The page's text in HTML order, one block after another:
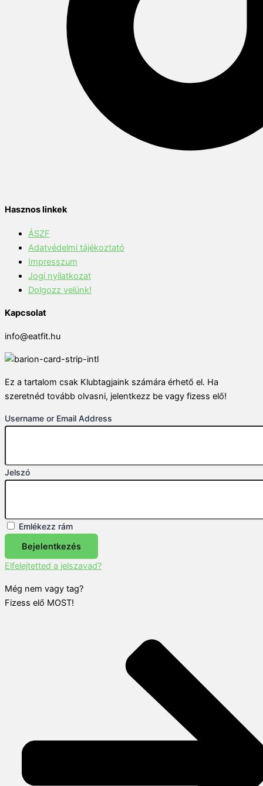
Hasznos linkek
ÁSZF
Adatvédelmi tájékoztató
Impresszum
Jogi nyilatkozat
Dolgozz velünk!
Kapcsolat
info@eatfit.hu
Ez a tartalom csak Klubtagjaink számára érhető el. Ha
szeretnéd tovább olvasni, jelentkezz be vagy fizess elő!
Username or Email Address
Jelszó
Emlékezz rám
Bejelentkezés
Elfelejtetted a jelszavad?
Még nem vagy tag?
Fizess elő MOST!